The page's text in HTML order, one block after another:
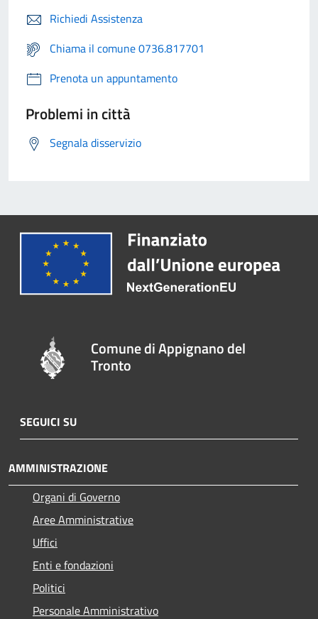
Richiedi Assistenza
Chiama il comune 0736.817701
Prenota un appuntamento
Problemi in città
Segnala disservizio
Comune di Appignano del
Tronto
SEGUICI SU
AMMINISTRAZIONE
Organi di Governo
Aree Amministrative
Uffici
Enti e fondazioni
Politici
Personale Amministrativo